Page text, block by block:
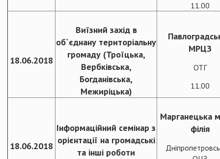
11.00
18.06.2018
Виїзний захід в
об`єднану територіальну
громаду (Троїцька,
Вербківська,
Богданівська,
Межиріцька)
МРЦЗ
ОТГ
11.00
18.06.2018
Інформаційний семінар з
орієнтації на громадські
та інші роботи
Марганецька
філія